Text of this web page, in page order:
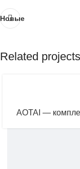
Новые
Related projects
AOTAI —